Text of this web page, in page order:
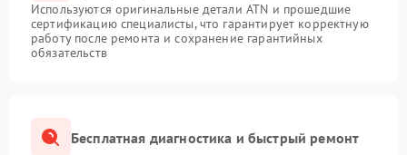
Используются оригинальные детали ATN и прошедшие
сертификацию специалисты, что гарантирует корректную
работу после ремонта и сохранение гарантийных
обязательств
Бесплатная диагностика и быстрый ремонт